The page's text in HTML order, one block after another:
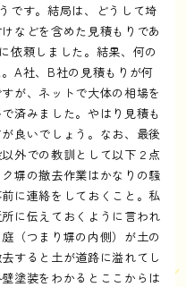
です。結局は、どうして埼
などを含めた見積もりであ
依頼しました。結果、何の
A社、B社の見積もりが何
が、ネットで大体の相場を
済みました。やはり見積も
良いでしょう。なお、最後
外での教訓として以下２点
塀の撤去作業はかなりの騒
に連絡をしておくこと。私
に伝えておくように言われ
（つまり塀の内側）が土の
すると土が道路に溢れてし
塗装をわかるとここからは